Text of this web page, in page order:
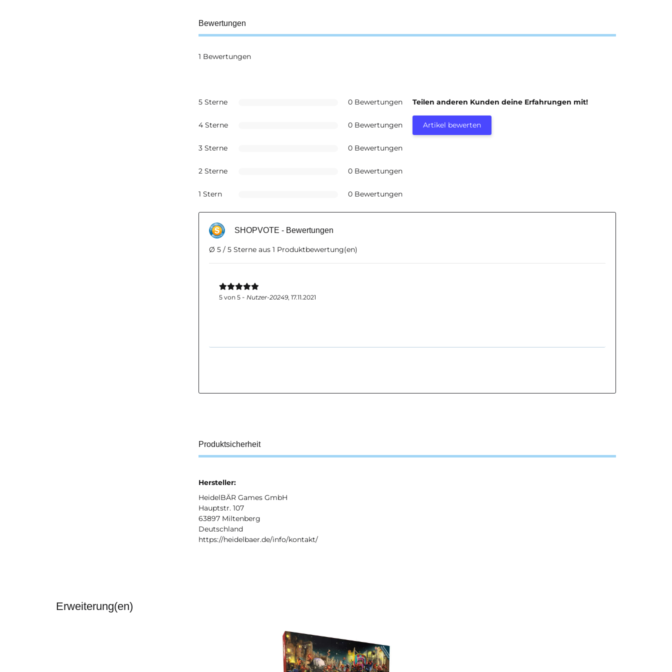
Bewertungen
1 Bewertungen
5 Sterne 0 Bewertungen
4 Sterne 0 Bewertungen
3 Sterne 0 Bewertungen
2 Sterne 0 Bewertungen
1 Stern 0 Bewertungen
Teilen anderen Kunden deine Erfahrungen mit!
Artikel bewerten
SHOPVOTE - Bewertungen
Ø 5 / 5 Sterne aus 1 Produktbewertung(en)
5 von 5 - Nutzer-20249, 17.11.2021
Produktsicherheit
Hersteller:
HeidelBÄR Games GmbH
Hauptstr. 107
63897 Miltenberg
Deutschland
https://heidelbaer.de/info/kontakt/
Erweiterung(en)